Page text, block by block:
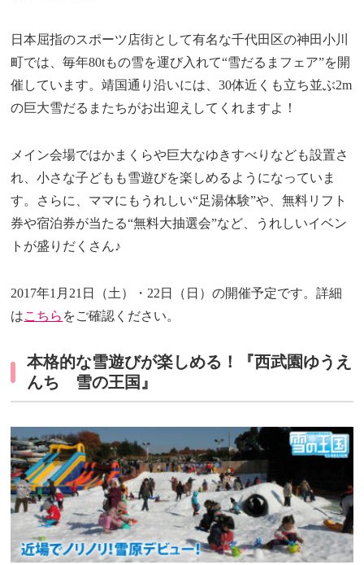
日本屈指のスポーツ店街として有名な千代田区の神田小川
町では、毎年80tもの雪を運び入れて“雪だるまフェア”を開
催しています。靖国通り沿いには、30体近くも立ち並ぶ2m
の巨大雪だるまたちがお出迎えしてくれますよ！
メイン会場ではかまくらや巨大なゆきすべりなども設置さ
れ、小さな子どもも雪遊びを楽しめるようになっていま
す。さらに、ママにもうれしい“足湯体験”や、無料リフト
券や宿泊券が当たる“無料大抽選会”など、うれしいイベン
トが盛りだくさん♪
2017年1月21日（土）・22日（日）の開催予定です。詳細
はこちら をご確認ください。
本格的な雪遊びが楽しめる！『西武園ゆうえ
んち 雪の王国』